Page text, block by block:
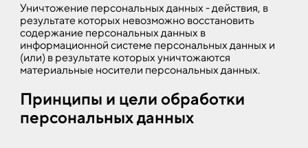
Уничтожение персональных данных - действия, в
результате которых невозможно восстановить
содержание персональных данных в
информационной системе персональных данных и
(или) в результате которых уничтожаются
материальные носители персональных данных.
Принципы и цели обработки
персональных данных